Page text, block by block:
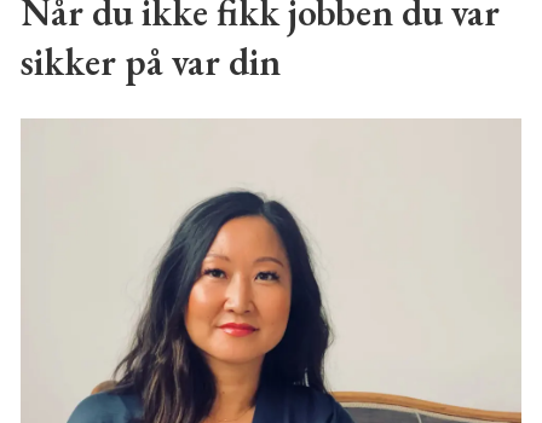
Når du ikke fikk jobben du var
sikker på var din